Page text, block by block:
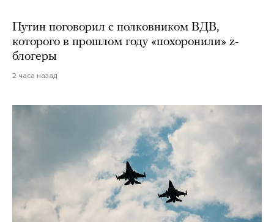
Путин поговорил с полковником ВДВ,
которого в прошлом году «похоронили» z-
блогеры
2 часа назад